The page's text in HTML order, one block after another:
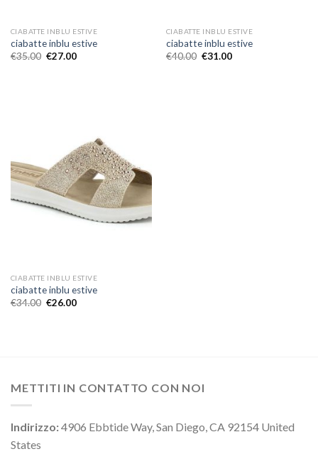
CIABATTE INBLU ESTIVE
ciabatte inblu estive
€35.00 €27.00
CIABATTE INBLU ESTIVE
ciabatte inblu estive
€40.00 €31.00
CIABATTE INBLU ESTIVE
ciabatte inblu estive
€34.00 €26.00
METTITI IN CONTATTO CON NOI
Indirizzo:4906 Ebbtide Way, San Diego, CA 92154 United
States